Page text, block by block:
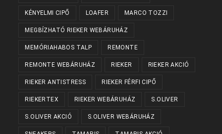
KÉNYELMI CIPŐ LOAFER MARCO TOZZI
MEGBÍZHATÓ RIEKER WEBÁRUHÁZ
MEMÓRIAHABOS TALP REMONTE
REMONTE WEBÁRUHÁZ RIEKER RIEKER AKCIÓ
RIEKER ANTISTRESS RIEKER FÉRFI CIPŐ
RIEKERTEX RIEKER WEBÁRUHÁZ S.OLIVER
S.OLIVER AKCIÓ S.OLIVER WEBÁRUHÁZ